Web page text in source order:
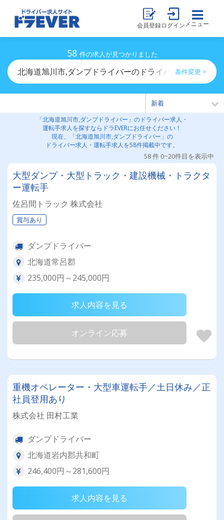
会員登録ログイン メニュー
58 件の求人が見つかりました
北海道旭川市,ダンプドライバーのドライバー求人・運転
条件変更 >
「北海道旭川市,ダンプドライバー」のドライバー求人・
運転手求人を探すならドラEVERにお任せください！
現在、「北海道旭川市,ダンプドライバー」の
ドライバー求人・運転手求人を58件掲載中です。
58 件 0~20件目を表示中
大型ダンプ・大型トラック・建設機械・トラクタ
ー運転手
佐呂間トラック 株式会社
賞与あり
ダンプドライバー
北海道常呂郡
235,000円～245,000円
求人内容を見る
オンライン応募
重機オペレーター・大型車運転手／土日休み／正
社員登用あり
株式会社 田村工業
ダンプドライバー
北海道岩内郡共和町
246,400円～281,600円
求人内容を見る